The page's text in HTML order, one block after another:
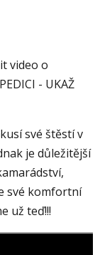
video o
- UKAŽ
své štěstí v
je důležitější
své komfortní
už teď!!!